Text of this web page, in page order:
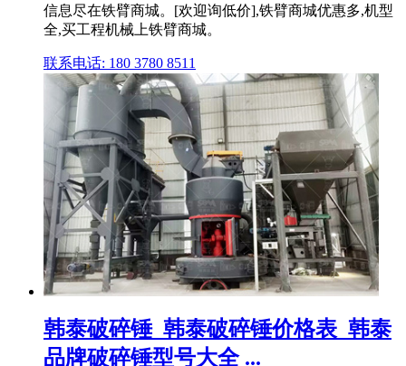
信息尽在铁臂商城。[欢迎询低价],铁臂商城优惠多,机型
全,买工程机械上铁臂商城。
联系电话: 180 3780 8511
韩泰破碎锤_韩泰破碎锤价格表_韩泰
品牌破碎锤型号大全 ...